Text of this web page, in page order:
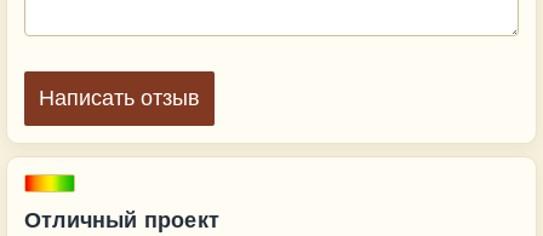
Отличный проект
Написать отзыв